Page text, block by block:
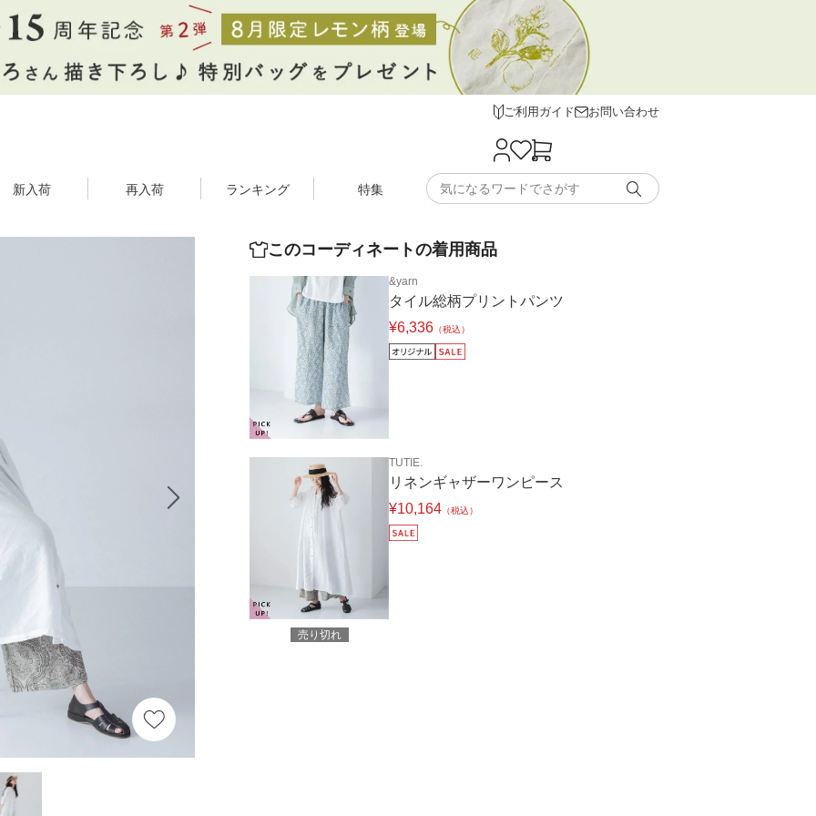
ご利用ガイド お問い合わせ
新入荷 再入荷 ランキング 特集
このコーディネートの着用商品
&yarn
タイル総柄プリントパンツ
¥6,336 （税込）
売り切れ
TUTIE.
リネンギャザーワンピース
¥10,164 （税込）